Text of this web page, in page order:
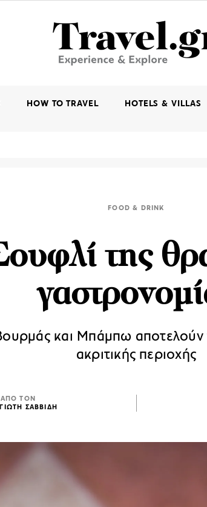
HOW TO TRAVEL HOTELS & VILLAS
FOOD & DRINK
της
και Μπάμπω αποτελούν
ακριτικής περιοχής
ΑΠΟ ΤΟΝ
ΣΑΒΒΙΔΗ